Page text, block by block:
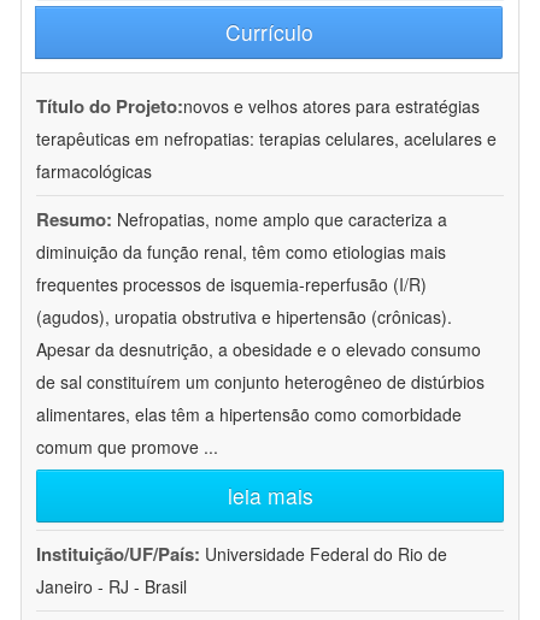
Currículo
Título do Projeto:novos e velhos atores para estratégias
terapêuticas em nefropatias: terapias celulares, acelulares e
farmacológicas
Resumo: Nefropatias, nome amplo que caracteriza a
diminuição da função renal, têm como etiologias mais
frequentes processos de isquemia-reperfusão (I/R)
(agudos), uropatia obstrutiva e hipertensão (crônicas).
Apesar da desnutrição, a obesidade e o elevado consumo
de sal constituírem um conjunto heterogêneo de distúrbios
alimentares, elas têm a hipertensão como comorbidade
comum que promove ...
leia mais
Instituição/UF/País: Universidade Federal do Rio de
Janeiro - RJ - Brasil